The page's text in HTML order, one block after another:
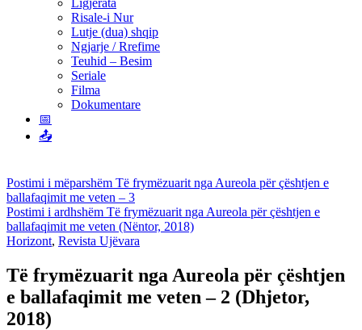
Ligjerata
Risale-i Nur
Lutje (dua) shqip
Ngjarje / Rrefime
Teuhid – Besim
Seriale
Filma
Dokumentare
📅
📤
Postimi i mëparshëm Të frymëzuarit nga Aureola për çështjen e
ballafaqimit me veten – 3
Postimi i ardhshëm Të frymëzuarit nga Aureola për çështjen e
ballafaqimit me veten (Nëntor, 2018)
Horizont, Revista Ujëvara
Të frymëzuarit nga Aureola për çështjen
e ballafaqimit me veten – 2 (Dhjetor,
2018)